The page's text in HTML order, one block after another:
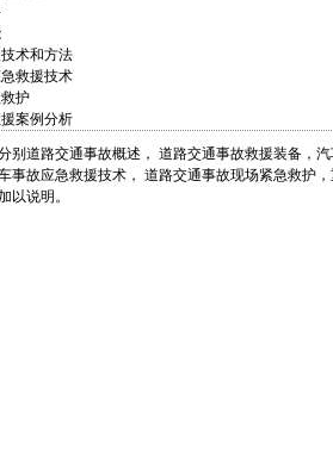
术和方法
救援技术
护
案例分析
别道路交通事故概述， 道路交通事故救援装备，
事故应急救援技术， 道路交通事故现场紧急救护
以说明。